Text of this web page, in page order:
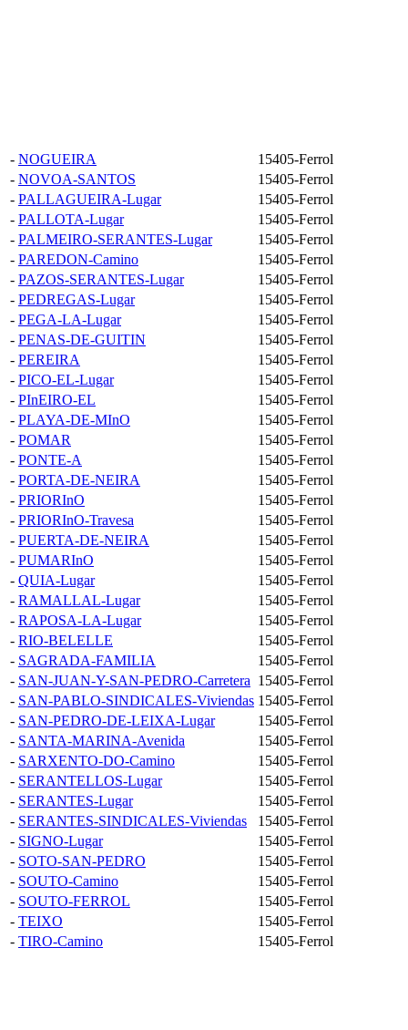
- NOGUEIRA
15405-Ferrol
- NOVOA-SANTOS
15405-Ferrol
- PALLAGUEIRA-Lugar
15405-Ferrol
- PALLOTA-Lugar
15405-Ferrol
- PALMEIRO-SERANTES-Lugar
15405-Ferrol
- PAREDON-Camino
15405-Ferrol
- PAZOS-SERANTES-Lugar
15405-Ferrol
- PEDREGAS-Lugar
15405-Ferrol
- PEGA-LA-Lugar
15405-Ferrol
- PENAS-DE-GUITIN
15405-Ferrol
- PEREIRA
15405-Ferrol
- PICO-EL-Lugar
15405-Ferrol
- PInEIRO-EL
15405-Ferrol
- PLAYA-DE-MInO
15405-Ferrol
- POMAR
15405-Ferrol
- PONTE-A
15405-Ferrol
- PORTA-DE-NEIRA
15405-Ferrol
- PRIORInO
15405-Ferrol
- PRIORInO-Travesa
15405-Ferrol
- PUERTA-DE-NEIRA
15405-Ferrol
- PUMARInO
15405-Ferrol
- QUIA-Lugar
15405-Ferrol
- RAMALLAL-Lugar
15405-Ferrol
- RAPOSA-LA-Lugar
15405-Ferrol
- RIO-BELELLE
15405-Ferrol
- SAGRADA-FAMILIA
15405-Ferrol
- SAN-JUAN-Y-SAN-PEDRO-Carretera 15405-Ferrol
- SAN-PABLO-SINDICALES-Viviendas 15405-Ferrol
- SAN-PEDRO-DE-LEIXA-Lugar
15405-Ferrol
- SANTA-MARINA-Avenida
15405-Ferrol
- SARXENTO-DO-Camino
15405-Ferrol
- SERANTELLOS-Lugar
15405-Ferrol
- SERANTES-Lugar
15405-Ferrol
- SERANTES-SINDICALES-Viviendas
15405-Ferrol
- SIGNO-Lugar
15405-Ferrol
- SOTO-SAN-PEDRO
15405-Ferrol
- SOUTO-Camino
15405-Ferrol
- SOUTO-FERROL
15405-Ferrol
- TEIXO
15405-Ferrol
- TIRO-Camino 15405-Ferrol